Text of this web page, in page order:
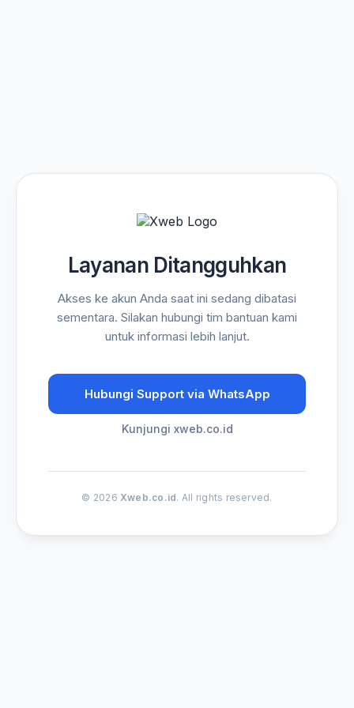
Layanan Ditangguhkan
Akses ke akun Anda saat ini sedang dibatasi
sementara. Silakan hubungi tim bantuan kami
untuk informasi lebih lanjut.
Hubungi Support via WhatsApp
Kunjungi xweb.co.id
© 2026 Xweb.co.id. All rights reserved.